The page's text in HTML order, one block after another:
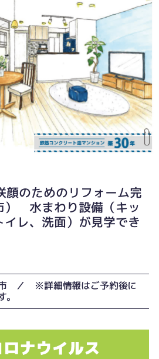
のためのリフォーム完
） 水まわり設備（キッ
レ、洗面）が見学でき
／ ※詳細情報はご予約後に